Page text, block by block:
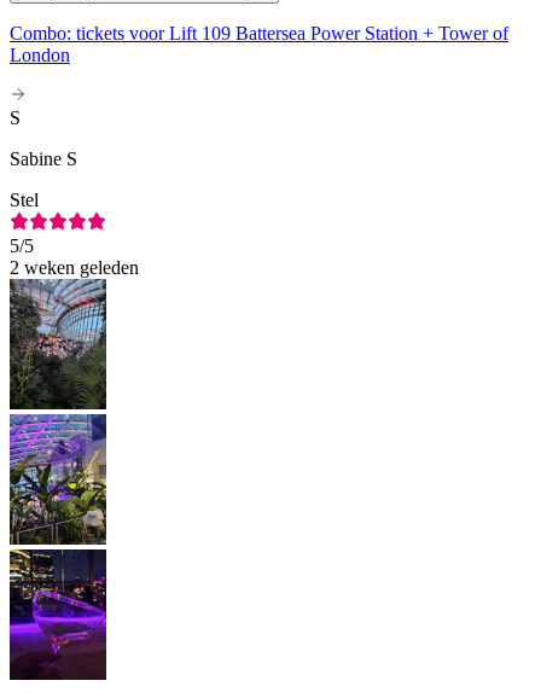
Combo: tickets voor Lift 109 Battersea Power Station + Tower of
London
S
Sabine S
Stel
5/5
2 weken geleden